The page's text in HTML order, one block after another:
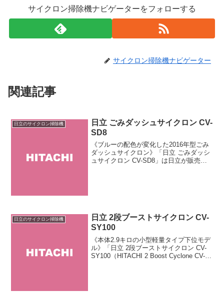
サイクロン掃除機ナビゲーターをフォローする
サイクロン掃除機ナビゲーター
関連記事
日立のサイクロン掃除機
日立 ごみダッシュサイクロン CV-
SD8
《ブルーの配色が変化した2016年型ごみ
ダッシュサイクロン》「日立 ごみダッシ
ュサイクロン CV-SD8」は日立が販売す
日立のサイクロン掃除機
日立 2段ブーストサイクロン CV-
SY100
《本体2.9キロの小型軽量タイプ下位モデ
ル》「日立 2段ブーストサイクロン CV-
SY100（HITACHI 2 Boost Cyclone CV-